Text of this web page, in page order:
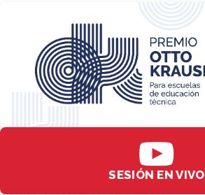
SESIÓN EN VIVO